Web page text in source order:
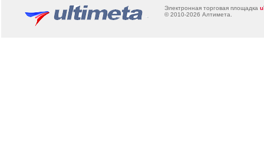
Электронная торговая площадка u
© 2010-2026 Алтимета